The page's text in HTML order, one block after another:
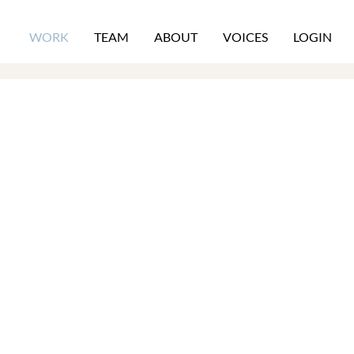
WORK TEAM ABOUT VOICES LOGIN